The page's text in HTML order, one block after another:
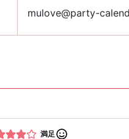
mulove@party-
満足